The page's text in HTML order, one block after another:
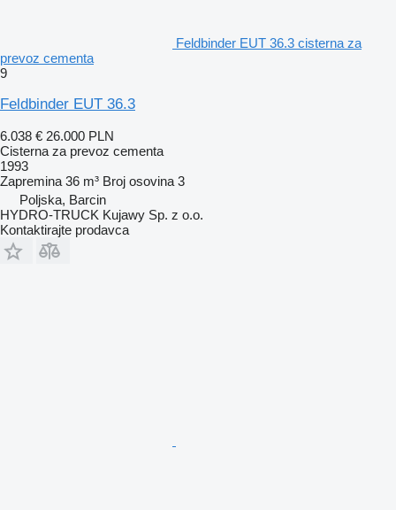
Feldbinder EUT 36.3 cisterna za
prevoz cementa
9
Feldbinder EUT 36.3
6.038 € 26.000 PLN
Cisterna za prevoz cementa
1993
Zapremina 36 m³ Broj osovina 3
Poljska, Barcin
HYDRO-TRUCK Kujawy Sp. z o.o.
Kontaktirajte prodavca